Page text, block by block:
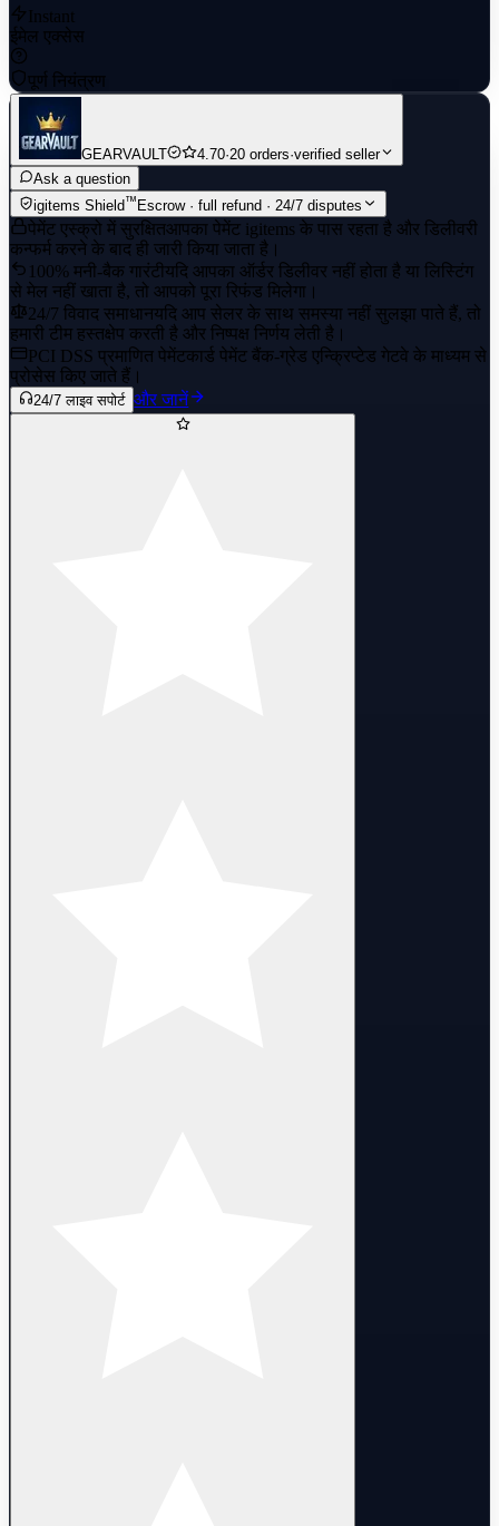
Instant
ईमेल एक्सेस
पूर्ण नियंत्रण
GEARVAULT 4.70·20 orders·verified seller
Ask a question
igitems Shield™ Escrow · full refund · 24/7 disputes
पेमेंट एस्क्रो में सुरक्षितआपका पेमेंट igitems के पास रहता है और डिलीवरी
कन्फर्म करने के बाद ही जारी किया जाता है।
100% मनी-बैक गारंटीयदि आपका ऑर्डर डिलीवर नहीं होता है या लिस्टिंग
से मेल नहीं खाता है, तो आपको पूरा रिफंड मिलेगा।
24/7 विवाद समाधानयदि आप सेलर के साथ समस्या नहीं सुलझा पाते हैं, तो
हमारी टीम हस्तक्षेप करती है और निष्पक्ष निर्णय लेती है।
PCI DSS प्रमाणित पेमेंटकार्ड पेमेंट बैंक-ग्रेड एन्क्रिप्टेड गेटवे के माध्यम से
प्रोसेस किए जाते हैं।
24/7 लाइव सपोर्ट और जानें